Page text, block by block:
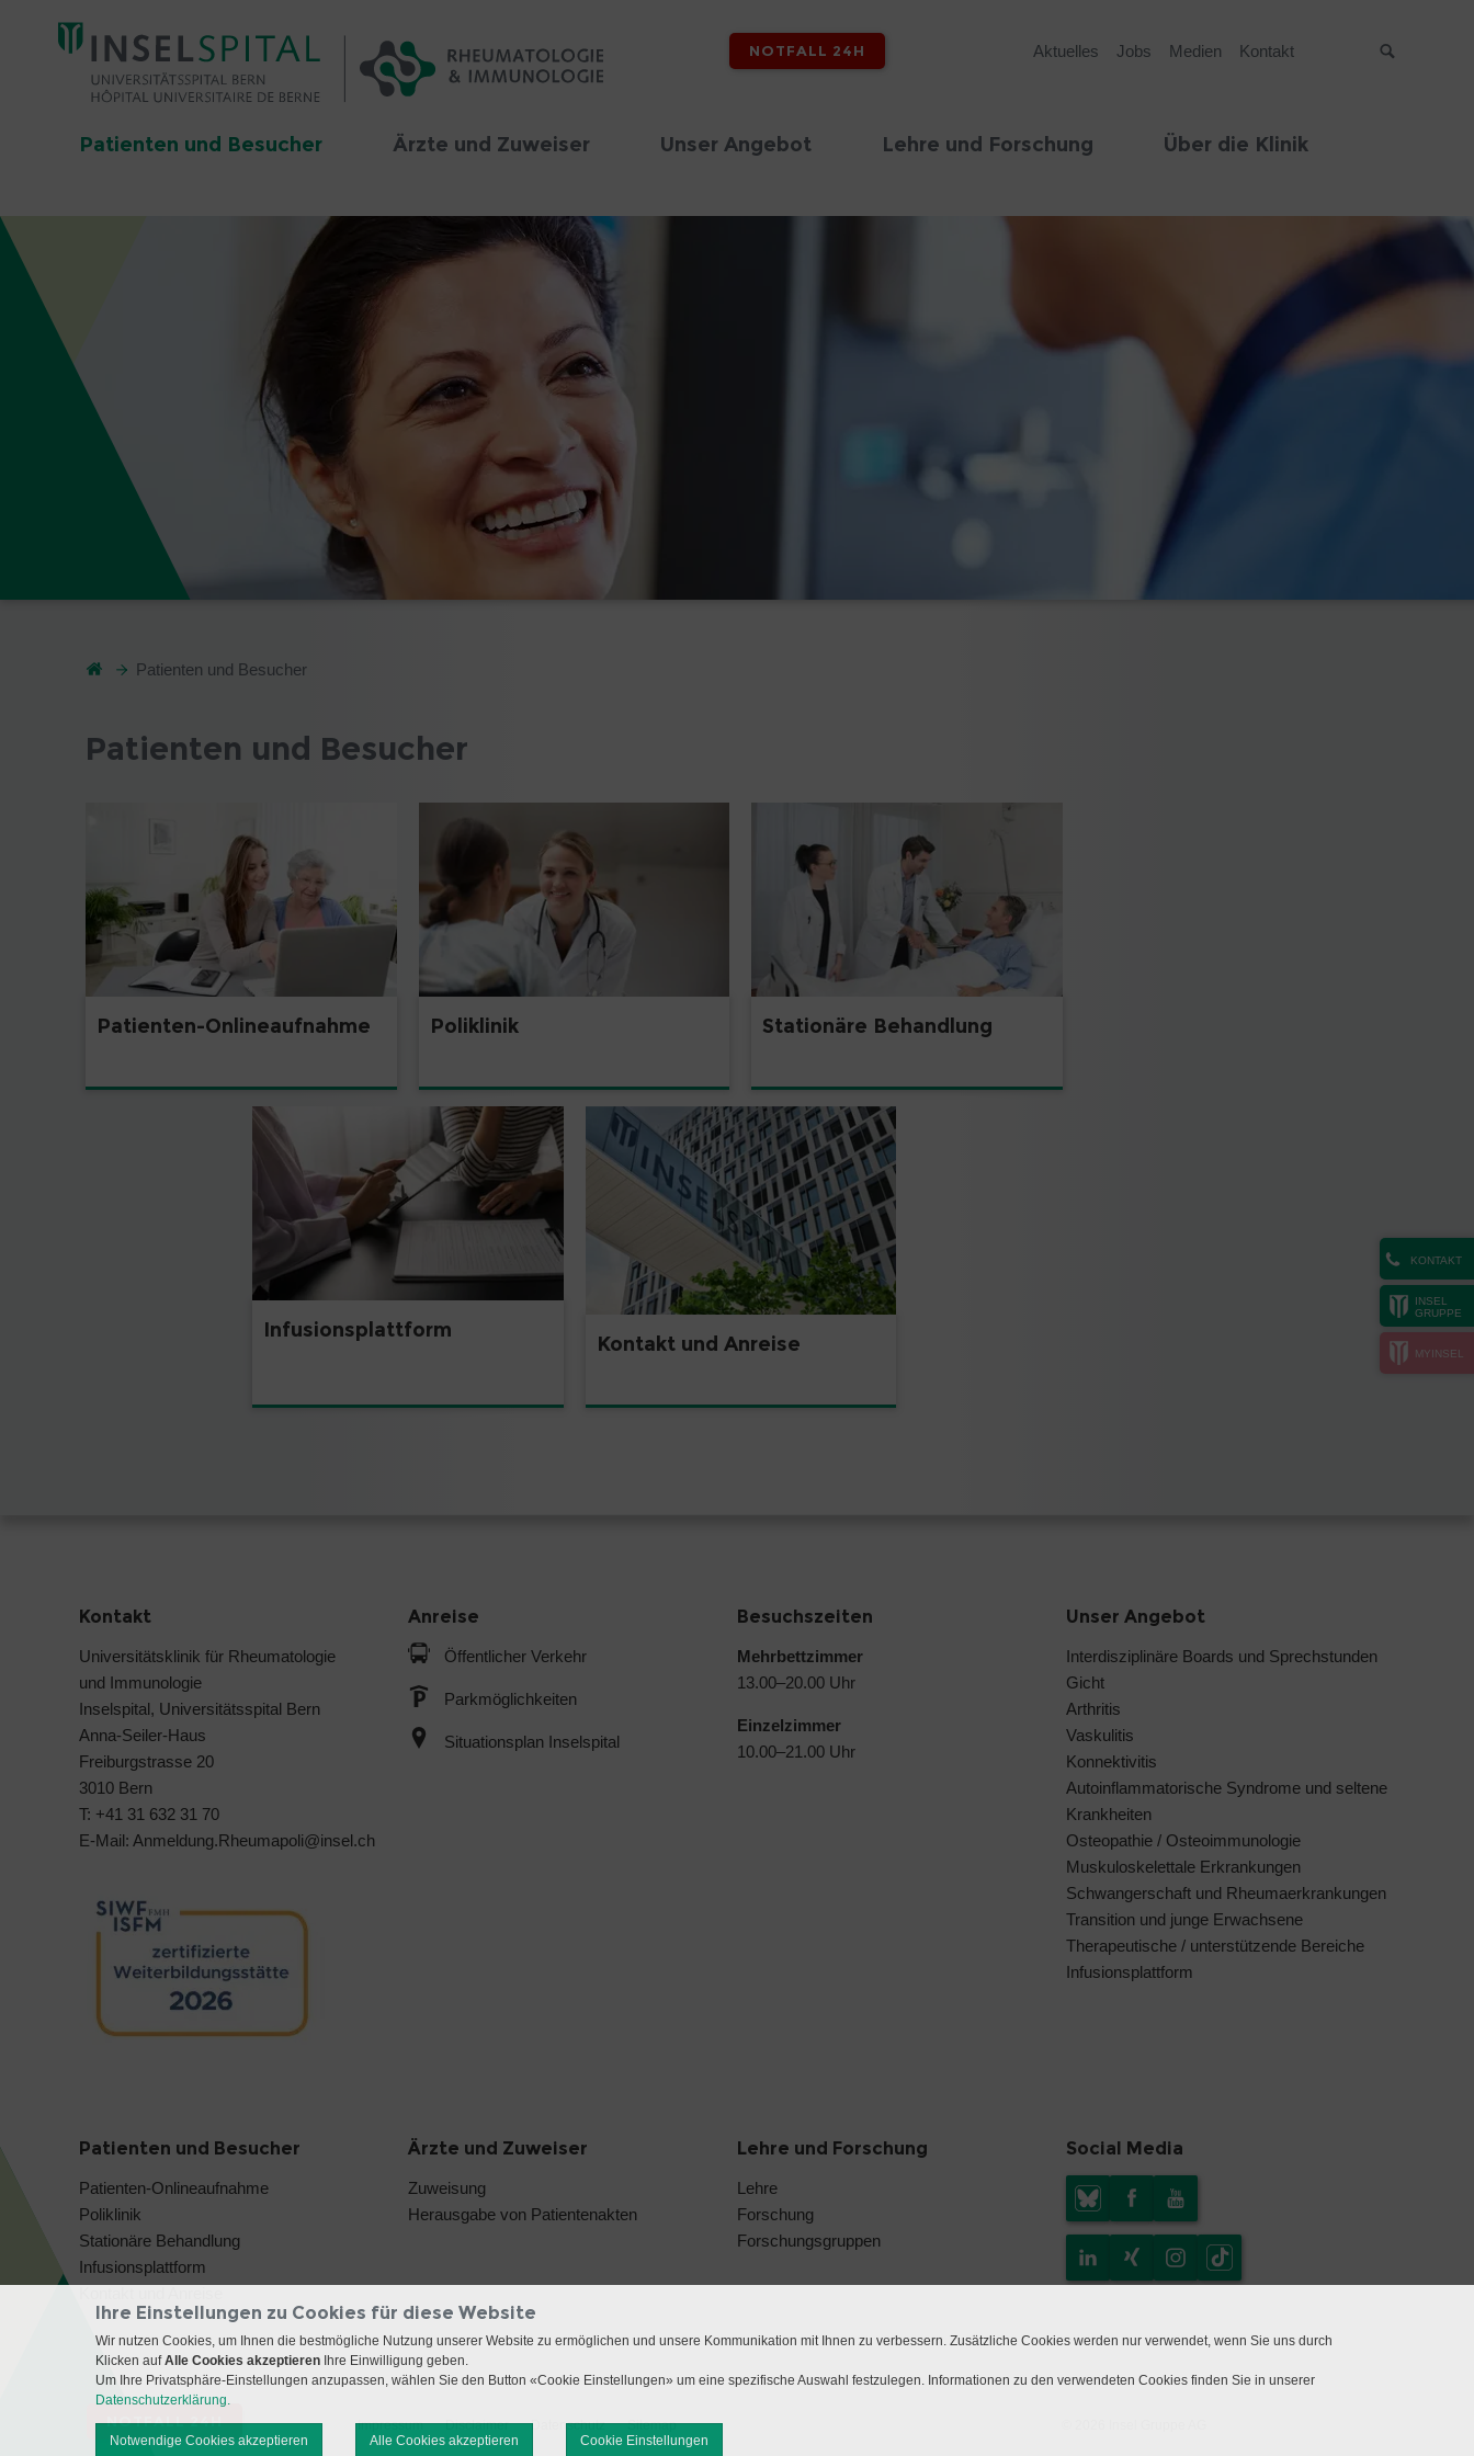
NOTFALL 24H Aktuelles Jobs Medien Kontakt
Patienten und Besucher Ärzte und Zuweiser Unser Angebot Lehre und Forschung Über die Klinik
KONTAKT
INSEL
GRUPPE
MYINSEL
Patienten und Besucher
Patienten und Besucher
Patienten-Onlineaufnahme Poliklinik Stationäre Behandlung
Infusionsplattform
Kontakt und Anreise
Kontakt
Universitätsklinik für Rheumatologie
und Immunologie
Inselspital, Universitätsspital Bern
Anna-Seiler-Haus
Freiburgstrasse 20
3010 Bern
T: +41 31 632 31 70
E-Mail: Anmeldung.Rheumapoli@insel.ch
Anreise
Öffentlicher Verkehr
Parkmöglichkeiten
Situationsplan Inselspital
Besuchszeiten
Mehrbettzimmer
13.00–20.00 Uhr
Einzelzimmer
10.00–21.00 Uhr
Unser Angebot
Interdisziplinäre Boards und Sprechstunden
Gicht
Arthritis
Vaskulitis
Konnektivitis
Autoinflammatorische Syndrome und seltene
Krankheiten
Osteopathie / Osteoimmunologie
Muskuloskelettale Erkrankungen
Schwangerschaft und Rheumaerkrankungen
Transition und junge Erwachsene
Therapeutische / unterstützende Bereiche
Infusionsplattform
Patienten und Besucher
Patienten-Onlineaufnahme
Poliklinik
Stationäre Behandlung
Infusionsplattform
Ärzte und Zuweiser
Zuweisung
Herausgabe von Patientenakten
Lehre und Forschung
Lehre
Forschung
Forschungsgruppen
Social Media
NOTFALL 24H Impressum Disclaimer Datenschutz Sitemap
Ihre Einstellungen zu Cookies für diese Website
Wir nutzen Cookies, um Ihnen die bestmögliche Nutzung unserer Website zu ermöglichen und unsere Kommunikation mit Ihnen zu verbessern. Zusätzliche Cookies werden nur verwendet, wenn Sie uns durch
Klicken aufAlle Cookies akzeptieren Ihre Einwilligung geben.
Um Ihre Privatsphäre-Einstellungen anzupassen, wählen Sie den Button «Cookie Einstellungen» um eine spezifische Auswahl festzulegen. Informationen zu den verwendeten Cookies finden Sie in unserer
Datenschutzerklärung.
Notwendige Cookies akzeptieren Alle Cookies akzeptieren Cookie Einstellungen